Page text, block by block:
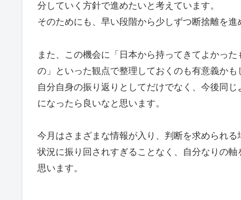
分していく方針で進めたいと考えています。
そのためにも、早い段階から少しずつ断捨離を進
また、この機会に「日本から持ってきてよかっ
の」といった観点で整理しておくのも有意義かも
自分自身の振り返りとしてだけでなく、今後同
になったら良いなと思います。
今月はさまざまな情報が入り、判断を求められる
状況に振り回されすぎることなく、自分なりの
思います。